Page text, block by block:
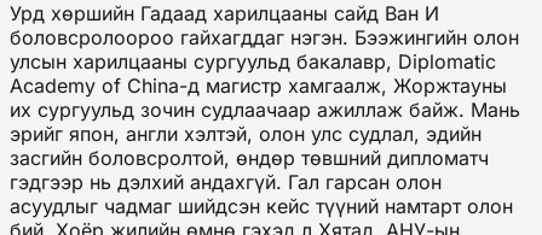
Урд хөршийн Гадаад харилцааны сайд Ван И
боловсролоороо гайхагддаг нэгэн. Бээжингийн олон
улсын харилцааны сургуульд бакалавр, Diplomatic
Academy of China-д магистр хамгаалж, Жоржтауны
их сургуульд зочин судлаачаар ажиллаж байж. Мань
эрийг япон, англи хэлтэй, олон улс судлал, эдийн
засгийн боловсролтой, өндөр төвшний дипломатч
гэдгээр нь дэлхий андахгүй. Гал гарсан олон
асуудлыг чадмаг шийдсэн кейс түүний намтарт олон